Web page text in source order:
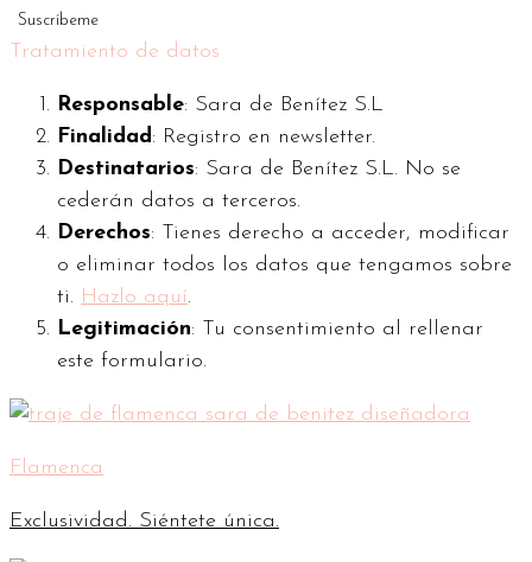
Suscríbeme
Tratamiento de datos
Responsable: Sara de Benítez S.L
Finalidad : Registro en newsletter.
Destinatarios: Sara de Benítez S.L. No se
cederán datos a terceros.
Derechos: Tienes derecho a acceder, modificar
o eliminar todos los datos que tengamos sobre
ti. Hazlo aquí.
Legitimación: Tu consentimiento al rellenar
este formulario.
Flamenca
Exclusividad. Siéntete única.